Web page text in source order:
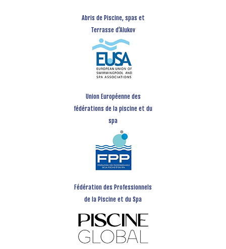
Abris de Piscine, spas et
Terrasse d’Alukov
Union Européenne des
fédérations de la piscine et du
spa
Fédération des Professionnels
de la Piscine et du Spa